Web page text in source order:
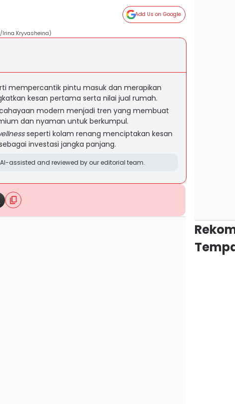
Add Us on Google
Kryvasheina)
mempercantik pintu masuk dan merapikan
kesan pertama serta nilai jual rumah.
modern menjadi tren yang membuat
dan nyaman untuk berkumpul.
seperti kolam renang menciptakan kesan
investasi jangka panjang.
assisted and reviewed by our editorial team.